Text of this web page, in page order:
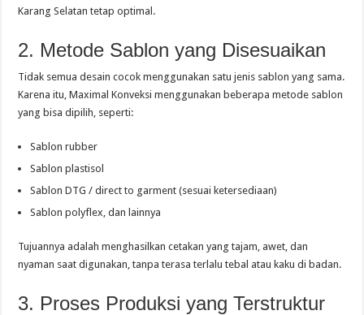
Karang Selatan tetap optimal.
2. Metode Sablon yang Disesuaikan
Tidak semua desain cocok menggunakan satu jenis sablon yang sama.
Karena itu, Maximal Konveksi menggunakan beberapa metode sablon
yang bisa dipilih, seperti:
Sablon rubber
Sablon plastisol
Sablon DTG / direct to garment (sesuai ketersediaan)
Sablon polyflex, dan lainnya
Tujuannya adalah menghasilkan cetakan yang tajam, awet, dan
nyaman saat digunakan, tanpa terasa terlalu tebal atau kaku di badan.
3. Proses Produksi yang Terstruktur